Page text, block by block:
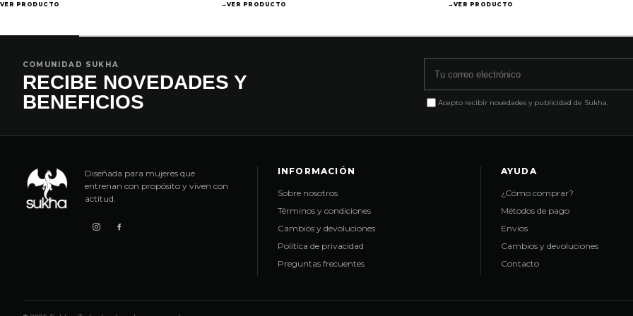
VER PRODUCTO →VER PRODUCTO →VER PRODUCTO
COMUNIDAD SUKHA
RECIBE NOVEDADES Y
BENEFICIOS
Acepto recibir novedades y publicidad de Sukha.
Diseñada para mujeres que
entrenan con propósito y viven con
actitud.
INFORMACIÓN
Sobre nosotros
Términos y condiciones
Cambios y devoluciones
Política de privacidad
Preguntas frecuentes
AYUDA
¿Cómo comprar?
Métodos de pago
Envíos
Cambios y devoluciones
Contacto